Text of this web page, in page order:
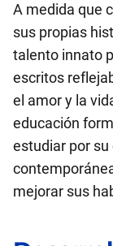
A medida que
sus propias
talento innato
escritos
el amor y la
educación
estudiar por
mejorar sus